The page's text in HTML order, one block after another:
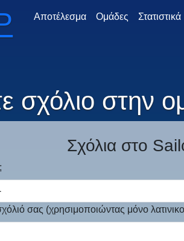
Αποτέλεσμα Ομάδες Στατιστικά
σχόλιο στην
Σχόλια στο
σας (χρησιμοποιώντας μόνο